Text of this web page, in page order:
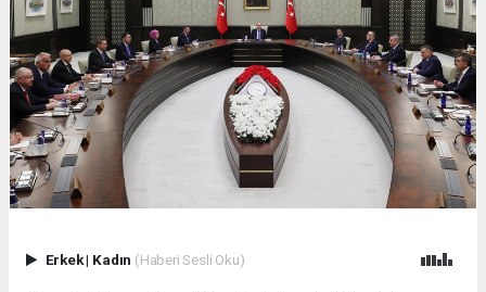
Erkek| Kadın (Haberi Sesli Oku)